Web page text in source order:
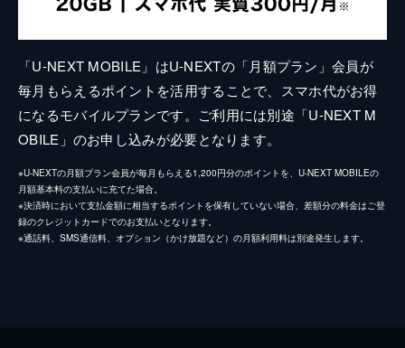
「U-NEXT MOBILE」はU-NEXTの「月額プラン」会員が
毎月もらえるポイントを活用することで、スマホ代がお得
になるモバイルプランです。ご利用には別途「U-NEXT M
OBILE」のお申し込みが必要となります。
※U-NEXTの月額プラン会員が毎月もらえる1,200円分のポイントを、U-NEXT MOBILEの
月額基本料の支払いに充てた場合。
※決済時において支払金額に相当するポイントを保有していない場合、差額分の料金はご登
録のクレジットカードでのお支払いとなります。
※通話料、SMS通信料、オプション（かけ放題など）の月額利用料は別途発生します。